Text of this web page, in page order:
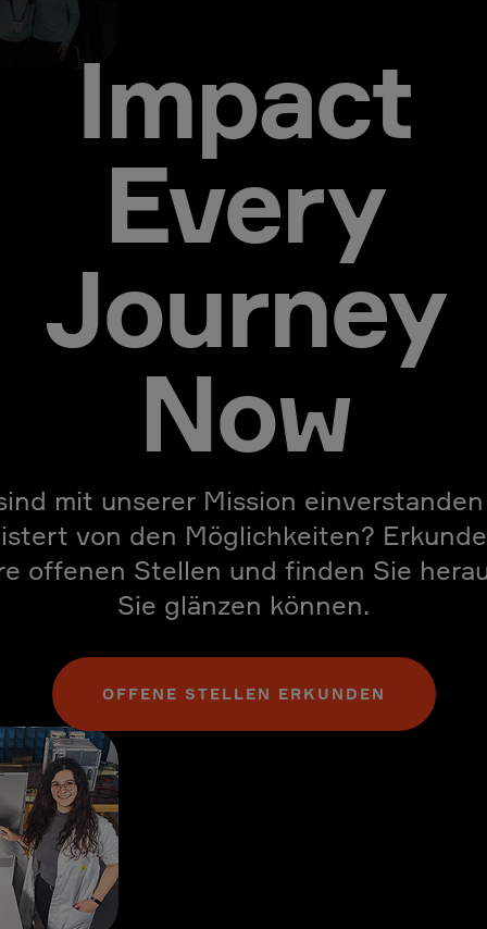
Impact
Every
Journey
Now
mit unserer Mission
von den Möglichkeiten?
offenen Stellen und finden Sie
Sie glänzen können.
OFFENE STELLEN ERKUNDEN